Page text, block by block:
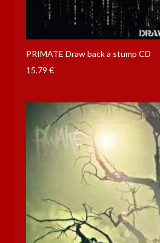
PRIMATE Draw back a stump CD
15.79 €